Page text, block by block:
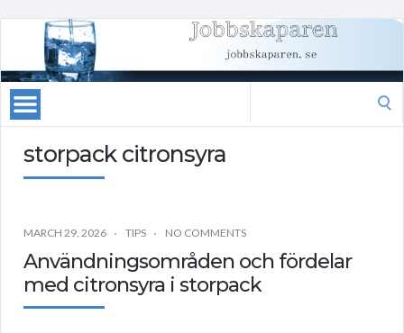
storpack citronsyra
MARCH 29, 2026 TIPS NO COMMENTS
Användningsområden och fördelar
med citronsyra i storpack